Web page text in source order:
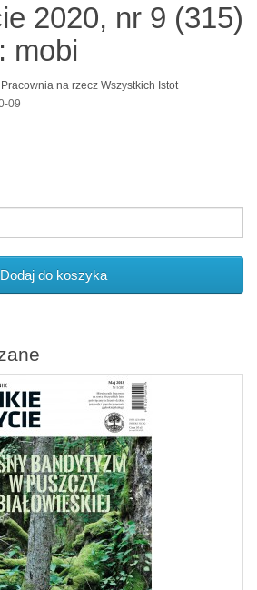
2020, nr 9 (315)
mobi
na rzecz Wszystkich Istot
09
Dodaj do koszyka